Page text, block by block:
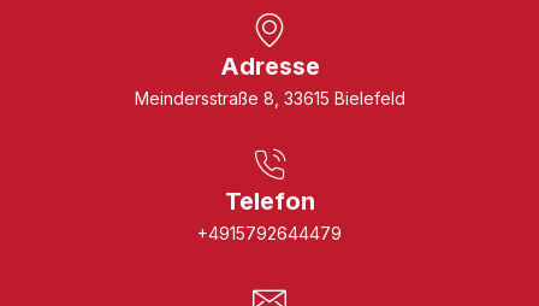
Adresse
Meindersstraße 8, 33615 Bielefeld
Telefon
+4915792644479